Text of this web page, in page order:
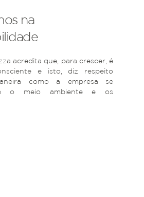
na
acredita que, para crescer, é
e isto, diz respeito
como a empresa se
o meio ambiente e os